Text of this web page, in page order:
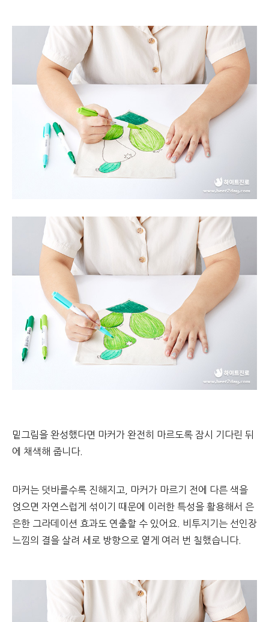
밑그림을 완성했다면 마커가 완전히 마르도록 잠시 기다린 뒤
에 채색해 줍니다.
마커는 덧바를수록 진해지고, 마커가 마르기 전에 다른 색을
얹으면 자연스럽게 섞이기 때문에 이러한 특성을 활용해서 은
은한 그라데이션 효과도 연출할 수 있어요. 비투지기는 선인장
느낌의 결을 살려 세로 방향으로 옅게 여러 번 칠했습니다.